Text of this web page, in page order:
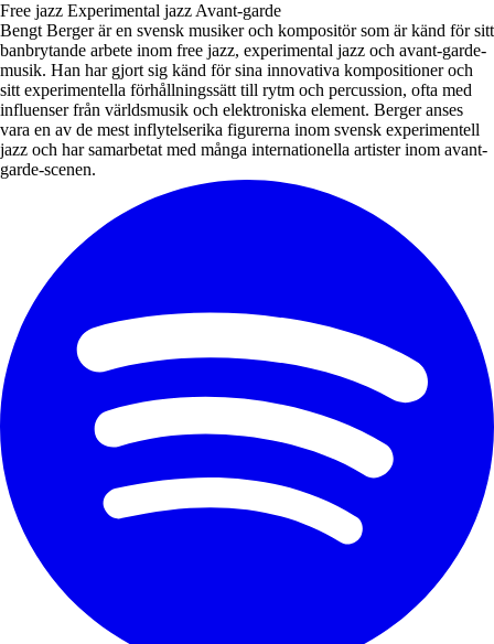
Free jazz Experimental jazz Avant-garde
Bengt Berger är en svensk musiker och kompositör som är känd för sitt
banbrytande arbete inom free jazz, experimental jazz och avant-garde-
musik. Han har gjort sig känd för sina innovativa kompositioner och
sitt experimentella förhållningssätt till rytm och percussion, ofta med
influenser från världsmusik och elektroniska element. Berger anses
vara en av de mest inflytelserika figurerna inom svensk experimentell
jazz och har samarbetat med många internationella artister inom avant-
garde-scenen.